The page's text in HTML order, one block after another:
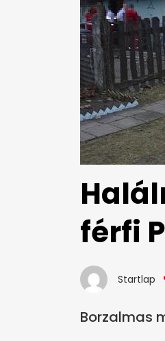
férfi
Startlap
Borzalmas